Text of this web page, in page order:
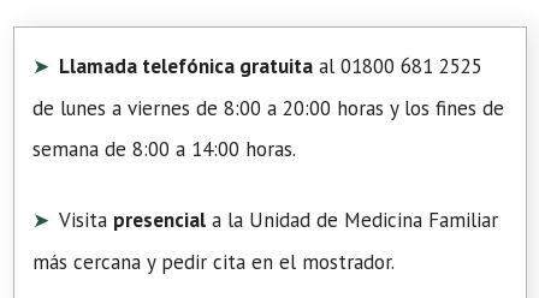
Llamada telefónica gratuita al 01800 681 2525
de lunes a viernes de 8:00 a 20:00 horas y los fines de
semana de 8:00 a 14:00 horas.
Visita presencial a la Unidad de Medicina Familiar
más cercana y pedir cita en el mostrador.